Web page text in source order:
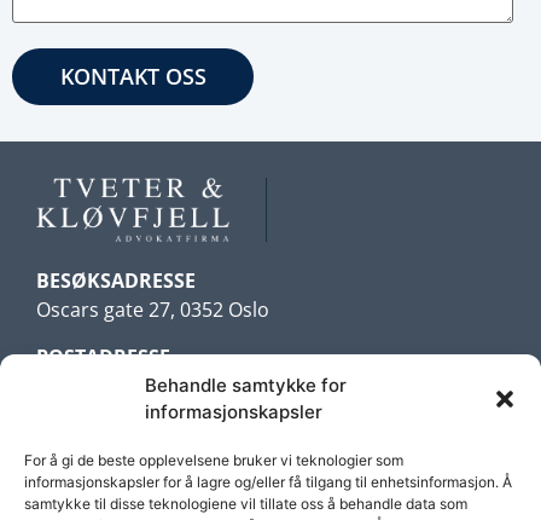
Behandle samtykke for
informasjonskapsler
For å gi de beste opplevelsene bruker vi teknologier som
informasjonskapsler for å lagre og/eller få tilgang til enhetsinformasjon. Å
samtykke til disse teknologiene vil tillate oss å behandle data som
BESØKSADRESSE
Oscars gate 27, 0352 Oslo
POSTADRESSE
Postboks 216 Bogstadveien
TELEFON
22 17 74 00